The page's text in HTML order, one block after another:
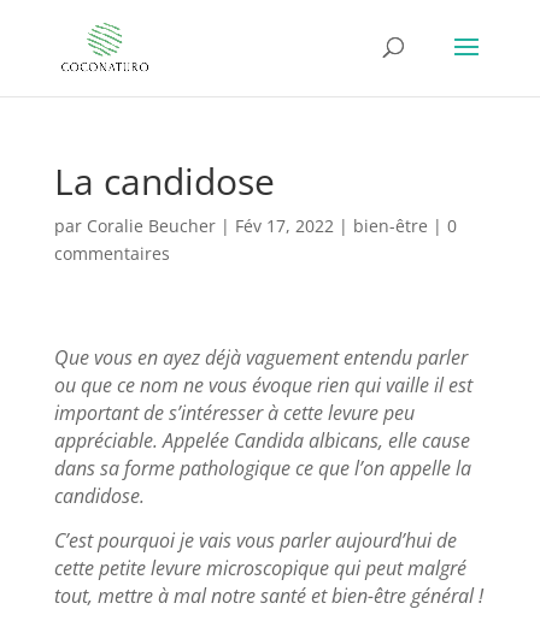
La candidose
par Coralie Beucher| Fév 17, 2022| bien-être | 0
commentaires
Que vous en ayez déjà vaguement entendu parler
ou que ce nom ne vous évoque rien qui vaille il est
important de s’intéresser à cette levure peu
appréciable. Appelée Candida albicans, elle cause
dans sa forme pathologique ce que l’on appelle la
candidose.
C’est pourquoi je vais vous parler aujourd’hui de
cette petite levure microscopique qui peut malgré
tout, mettre à mal notre santé et bien-être général !